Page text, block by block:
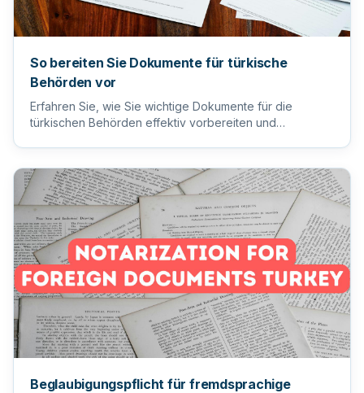
So bereiten Sie Dokumente für türkische
Behörden vor
Erfahren Sie, wie Sie wichtige Dokumente für die
türkischen Behörden effektiv vorbereiten und
Beglaubigungspflicht für fremdsprachige